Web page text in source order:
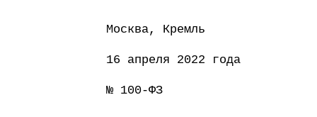
Москва, Кремль
16 апреля 2022 года
№ 100-ФЗ